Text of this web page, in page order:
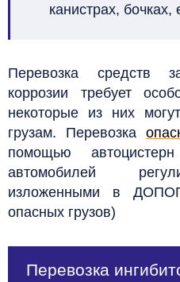
канистрах, бочках,
Перевозка средств
коррозии требует
некоторые из них
грузам. Перевозка
помощью
автомобилей
изложенными в
опасных грузов)
Перевозка